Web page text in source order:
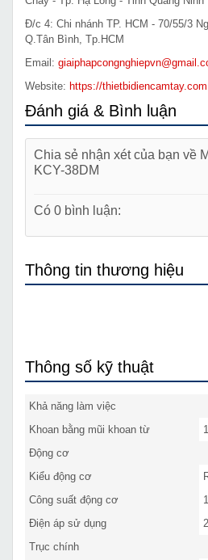
Đ/c 4: Chi nhánh TP. HCM - 70/55/3
Q.Tân Bình, Tp.HCM
Email:
Website: https://thietbidiencamtay.com
Đánh giá & Bình luận
Chia sẻ nhận xét của bạn về
KCY-38DM
Có 0 bình luận:
Thông tin thương hiệu
Thông số kỹ thuật
Khả năng làm việc
Khoan bằng mũi khoan từ
Động cơ
Kiểu động cơ
Công suất động cơ
Điện áp sử dụng
Trục chính